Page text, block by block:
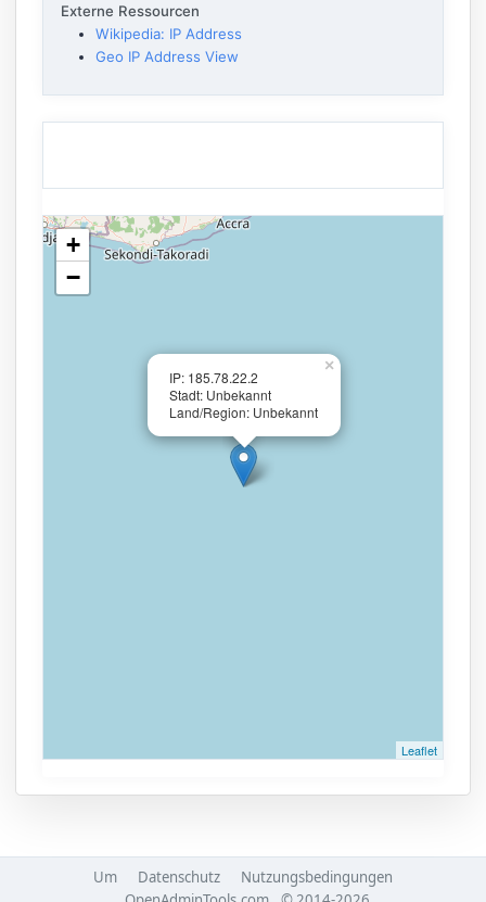
Externe Ressourcen
Wikipedia: IP Address
Geo IP Address View
IP: 185.78.22.2
Stadt: Unbekannt
Land/Region: Unbekannt
×
+
−
Leaflet
Um Datenschutz
Nutzungsbedingungen